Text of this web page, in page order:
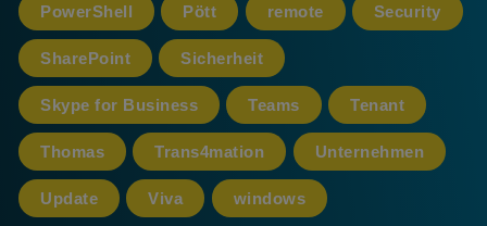
PowerShell Pött remote Security
SharePoint Sicherheit
Skype for Business Teams Tenant
Thomas Trans4mation Unternehmen
Update Viva windows